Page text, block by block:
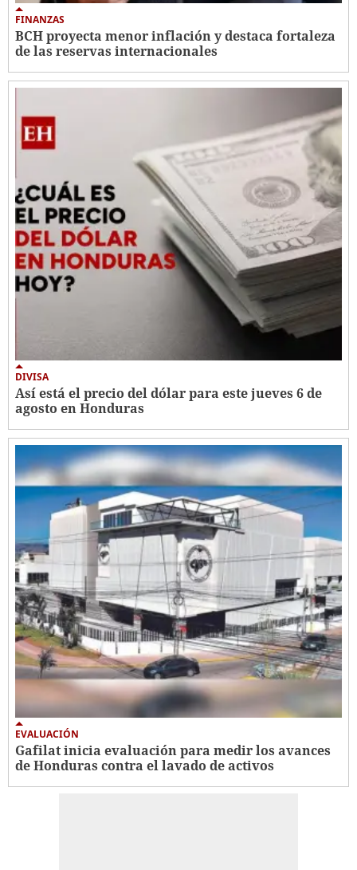
FINANZAS
BCH proyecta menor inflación y destaca fortaleza
de las reservas internacionales
DIVISA
Así está el precio del dólar para este jueves 6 de
agosto en Honduras
EVALUACIÓN
Gafilat inicia evaluación para medir los avances
de Honduras contra el lavado de activos